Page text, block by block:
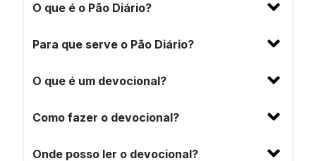
O que é o Pão Diário?
Para que serve o Pão Diário?
O que é um devocional?
Como fazer o devocional?
Onde posso ler o devocional?